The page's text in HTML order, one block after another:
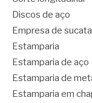
Discos de aço
Empresa de sucata
Estamparia
Estamparia de aço
Estamparia de
Estamparia em